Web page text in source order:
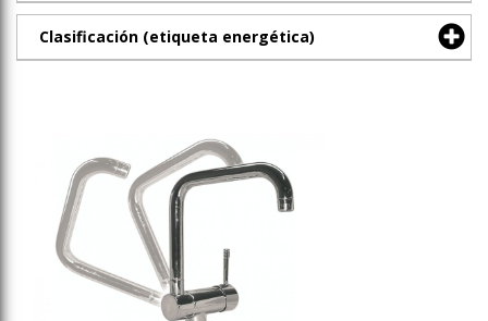
Clasificación (etiqueta energética)